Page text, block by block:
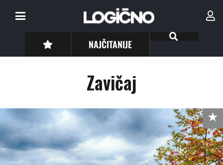
NAJČITANIJE
Zavičaj